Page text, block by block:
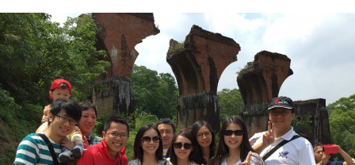
2025年尾牙餐會 2024年尾牙餐